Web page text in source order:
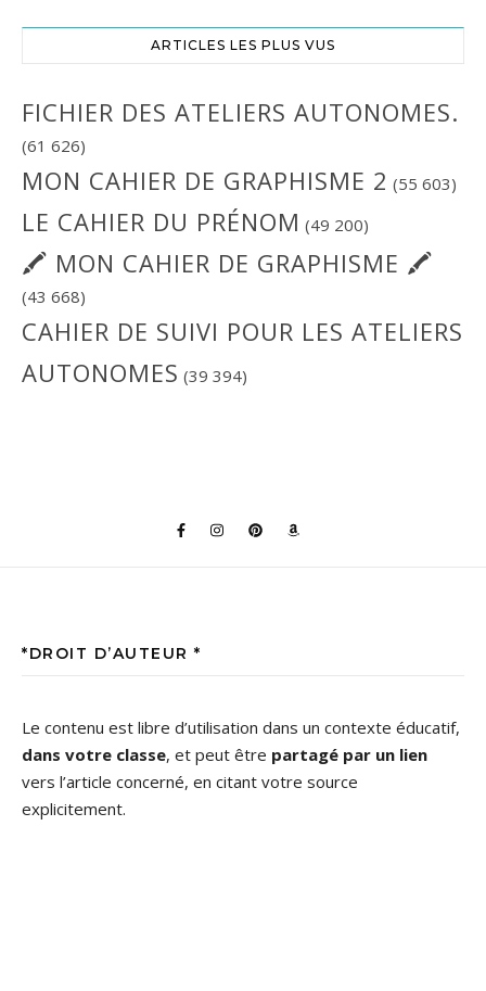
ARTICLES LES PLUS VUS
FICHIER DES ATELIERS AUTONOMES.
(61 626)
MON CAHIER DE GRAPHISME 2 (55 603)
LE CAHIER DU PRÉNOM (49 200)
🖍 MON CAHIER DE GRAPHISME 🖍
(43 668)
CAHIER DE SUIVI POUR LES ATELIERS
AUTONOMES (39 394)
*DROIT D’AUTEUR *
Le contenu est libre d’utilisation dans un contexte éducatif,
dans votre classe, et peut être partagé par un lien
vers l’article concerné, en citant votre source
explicitement.